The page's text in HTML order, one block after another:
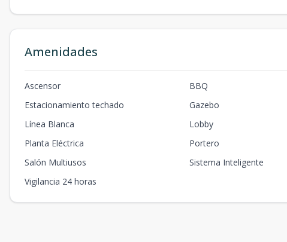
Amenidades
Ascensor BBQ
Estacionamiento techado
Gazebo
Línea Blanca
Lobby
Planta Eléctrica
Portero
Salón Multiusos
Sistema Inteligente
Vigilancia 24 horas